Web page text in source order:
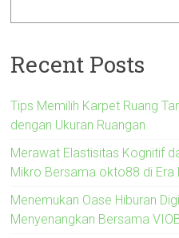
Recent Posts
Tips Memilih Karpet Ruang
dengan Ukuran Ruangan
Merawat Elastisitas Kognitif
Mikro Bersama okto88 di Era
Menemukan Oase Hiburan
Menyenangkan Bersama